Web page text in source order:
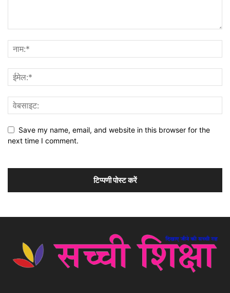
Save my name, email, and website in this browser for the
next time I comment.